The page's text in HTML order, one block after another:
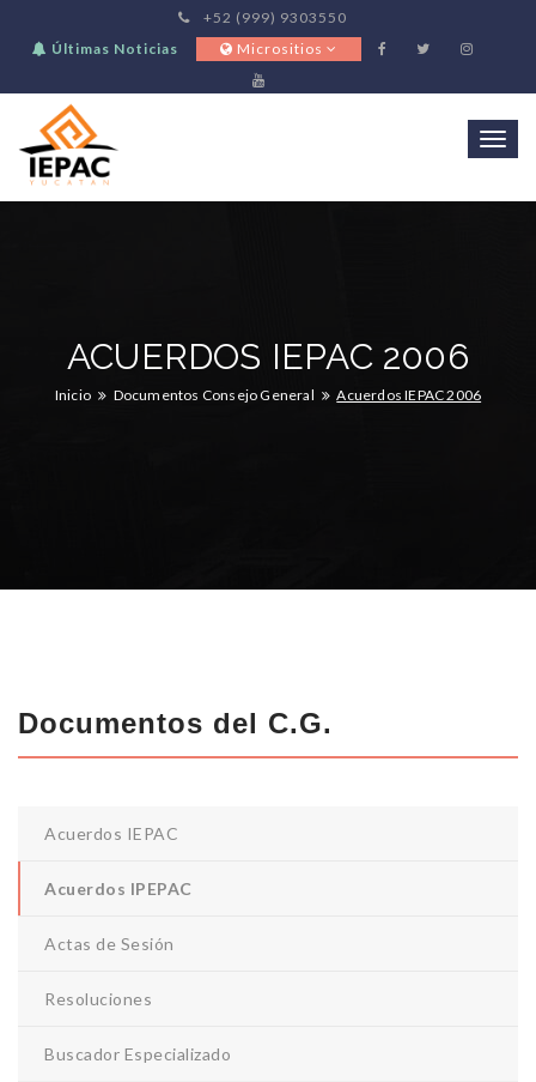
+52 (999) 9303550
Últimas Noticias
Micrositios
ACUERDOS IEPAC 2006
Inicio Documentos Consejo General Acuerdos IEPAC 2006
Documentos del C.G.
Acuerdos IEPAC
Acuerdos IPEPAC
Actas de Sesión
Resoluciones
Buscador Especializado